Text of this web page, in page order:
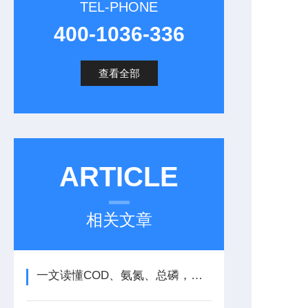
TEL-PHONE
400-1036-336
查看全部
ARTICLE
相关文章
一文读懂COD、氨氮、总磷，水质检测核心指标科普